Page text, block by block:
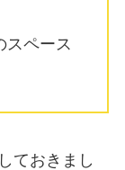
スペース
ておきまし